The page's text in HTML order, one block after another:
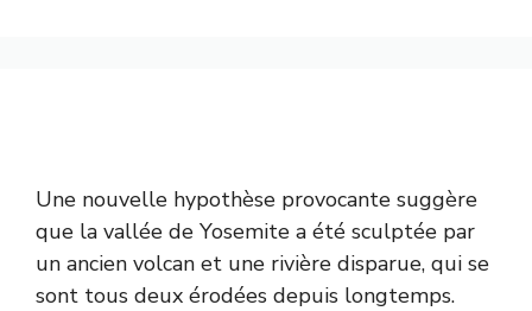
Une nouvelle hypothèse provocante suggère
que la vallée de Yosemite a été sculptée par
un ancien volcan et une rivière disparue, qui se
sont tous deux érodées depuis longtemps.